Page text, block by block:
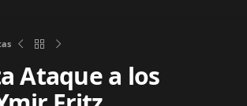
Ataque a los